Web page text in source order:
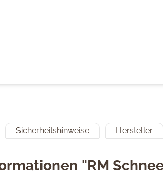
Sicherheitshinweise Hersteller
"RM